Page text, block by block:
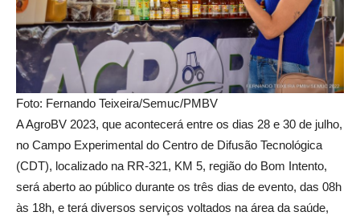
Foto: Fernando Teixeira/Semuc/PMBV
A AgroBV 2023, que acontecerá entre os dias 28 e 30 de julho,
no Campo Experimental do Centro de Difusão Tecnológica
(CDT), localizado na RR-321, KM 5, região do Bom Intento,
será aberto ao público durante os três dias de evento, das 08h
às 18h, e terá diversos serviços voltados na área da saúde,